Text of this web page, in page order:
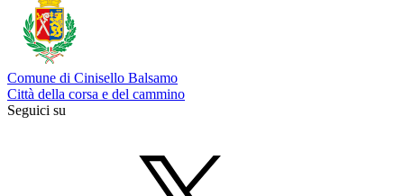
Comune di Cinisello Balsamo
Città della corsa e del cammino
Seguici su